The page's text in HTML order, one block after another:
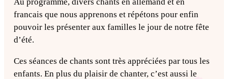
Au programme, divers chants en allemand et en
francais que nous apprenons et répétons pour enfin
pouvoir les présenter aux familles le jour de notre fête
d’été.
Ces séances de chants sont très appréciées par tous les
enfants. En plus du plaisir de chanter, c’est aussi le